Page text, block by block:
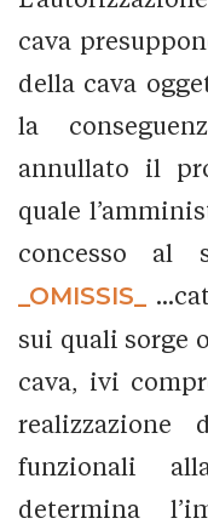
cava
della cava
la
annullato il
quale
concesso al
_OMISSIS_
sui quali sorge
cava, ivi
realizzazione
funzionali
determina